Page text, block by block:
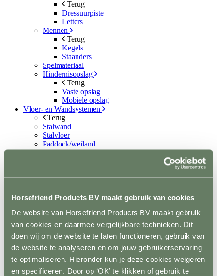
Horsefriend Products BV maakt gebruik van cookies
De website van Horsefriend Products BV maakt gebruik
van cookies en daarmee vergelijkbare technieken. Dit
doen wij om de website te laten functioneren, gebruik van
de website te analyseren en om jouw gebruikerservaring
te optimaliseren. Hieronder kun je deze cookies weigeren
en specificeren. Door op ‘OK’ te klikken of gebruik te
Terug
Dressuurpiste
Letters
Mennen
Terug
Kegels
Staanders
Spelmateriaal
Hindernisopslag
Terug
Vaste opslag
Mobiele opslag
Vloer- en Wandsystemen
Terug
Stalwand
Stalvloer
Paddock/weiland
Wasplaatsen
Stap/draf molen
Horsefloor gietvloer
Ontvetten / lijmen / Kitten
Sale
+31(0)546 639 000
info@horsefriend.nl
Webshop home
Conditie en gezondheid Aquatrainer